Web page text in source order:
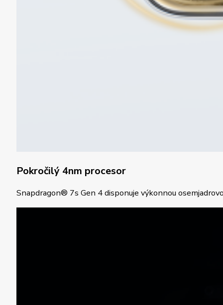
Pokročilý 4nm procesor
Snapdragon® 7s Gen 4 disponuje výkonnou